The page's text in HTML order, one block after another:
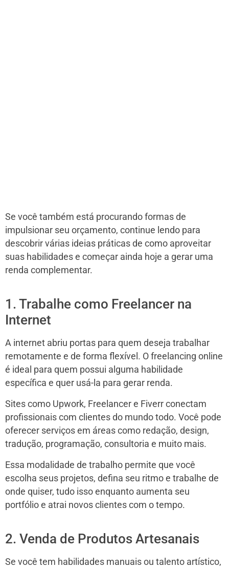
Se você também está procurando formas de
impulsionar seu orçamento, continue lendo para
descobrir várias ideias práticas de como aproveitar
suas habilidades e começar ainda hoje a gerar uma
renda complementar.
1. Trabalhe como Freelancer na
Internet
A internet abriu portas para quem deseja trabalhar
remotamente e de forma flexível. O freelancing online
é ideal para quem possui alguma habilidade
específica e quer usá-la para gerar renda.
Sites como Upwork, Freelancer e Fiverr conectam
profissionais com clientes do mundo todo. Você pode
oferecer serviços em áreas como redação, design,
tradução, programação, consultoria e muito mais.
Essa modalidade de trabalho permite que você
escolha seus projetos, defina seu ritmo e trabalhe de
onde quiser, tudo isso enquanto aumenta seu
portfólio e atrai novos clientes com o tempo.
2. Venda de Produtos Artesanais
Se você tem habilidades manuais ou talento artístico,